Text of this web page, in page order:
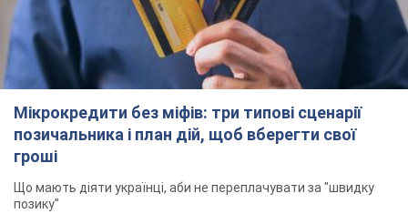
Мікрокредити без міфів: три типові сценарії
позичальника і план дій, щоб вберегти свої
гроші
Що мають діяти українці, аби не переплачувати за "швидку
позику"